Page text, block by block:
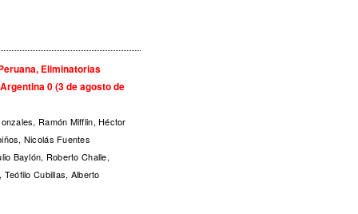
Eliminatorias
0 (3 de agosto de
Ramón Mifflin, Héctor
Nicolás Fuentes
Baylón, Roberto Challe,
Cubillas, Alberto